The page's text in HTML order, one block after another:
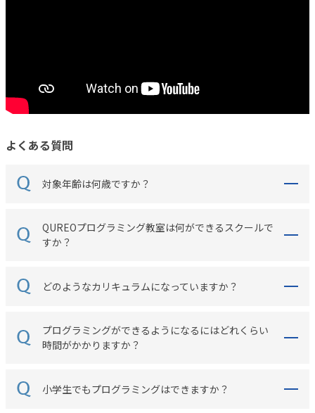
よくある質問
対象年齢は何歳ですか？
QUREOプログラミング教室は何ができるスクールで
すか？
どのようなカリキュラムになっていますか？
プログラミングができるようになるにはどれくらい
時間がかかりますか？
小学生でもプログラミングはできますか？